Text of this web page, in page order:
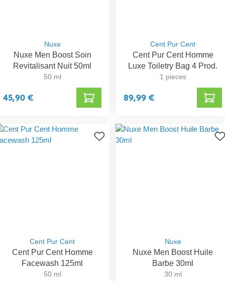
Nuxe
Nuxe Men Boost Soin
Revitalisant Nuit 50ml
50 ml
45,90 €
Cent Pur Cent
Cent Pur Cent Homme
Luxe Toiletry Bag 4 Prod.
1 pieces
89,99 €
Cent Pur Cent
Cent Pur Cent Homme
Facewash 125ml
50 ml
Nuxe
Nuxe Men Boost Huile
Barbe 30ml
30 ml